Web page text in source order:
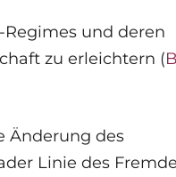
Regimes und deren
zu erleichtern (
Änderung des
Linie des